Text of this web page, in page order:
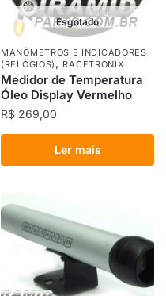
Esgotado
MANÔMETROS E INDICADORES
(RELÓGIOS) , RACETRONIX
Medidor de Temperatura
Óleo Display Vermelho
R$ 269,00
Ler mais